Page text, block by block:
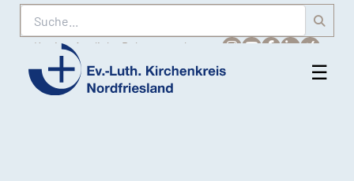
Suche
Karriere Amtliche Bekanntmachungen
Ev.-
☰